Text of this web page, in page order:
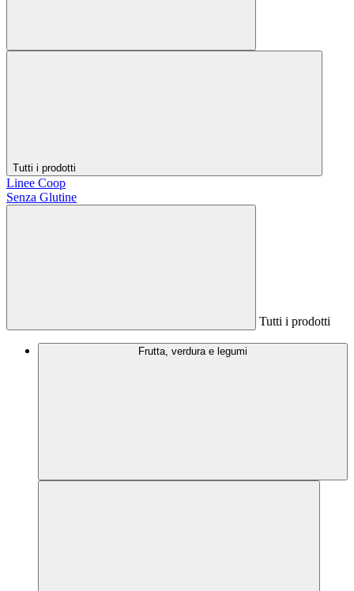
Tutti i prodotti
Linee Coop
Senza Glutine
Tutti i prodotti
Frutta, verdura e legumi